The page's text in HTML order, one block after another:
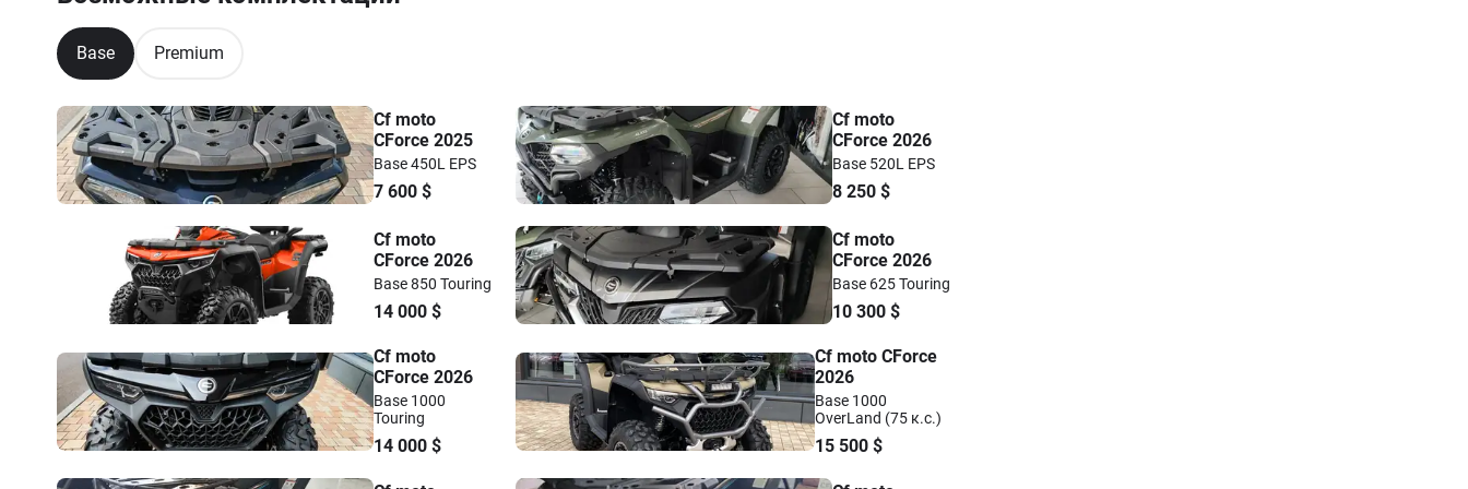
Base Premium
Cf moto
CForce 2025
Base 450L EPS
7 600$
Cf moto
CForce 2026
Base 520L EPS
8 250$
Cf moto
CForce 2026
Base 850 Touring
14 000$
Cf moto
CForce 2026
Base 625 Touring
10 300$
Cf moto
CForce 2026
Base 1000
Touring
14 000$
Cf moto CForce
2026
Base 1000
OverLand (75 к.с.)
15 500$